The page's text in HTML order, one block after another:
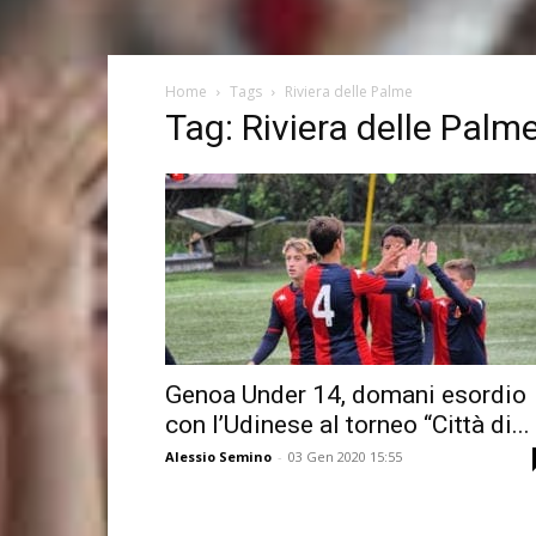
Home Tags Riviera delle Palme
Tag: Riviera delle
Genoa Under 14, domani esordio
con l’Udinese al torneo “Città di...
Alessio Semino - 03 Gen 2020 15:55